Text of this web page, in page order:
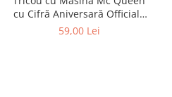
cu Cifră Aniversară Official|
Cadou Personalizat e-CADOU
59,00 Lei